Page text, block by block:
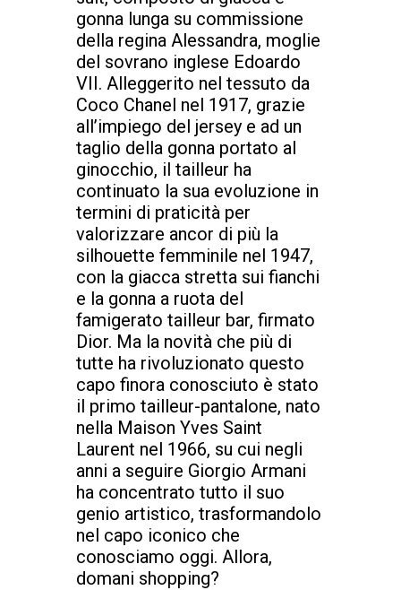
gonna lunga su commissione
della regina Alessandra, moglie
del sovrano inglese Edoardo
VII. Alleggerito nel tessuto da
Coco Chanel nel 1917, grazie
all’impiego del jersey e ad un
taglio della gonna portato al
ginocchio, il tailleur ha
continuato la sua evoluzione in
termini di praticità per
valorizzare ancor di più la
silhouette femminile nel 1947,
con la giacca stretta sui fianchi
e la gonna a ruota del
famigerato tailleur bar, firmato
Dior. Ma la novità che più di
tutte ha rivoluzionato questo
capo finora conosciuto è stato
il primo tailleur-pantalone, nato
nella Maison Yves Saint
Laurent nel 1966, su cui negli
anni a seguire Giorgio Armani
ha concentrato tutto il suo
genio artistico, trasformandolo
nel capo iconico che
conosciamo oggi. Allora,
domani shopping?